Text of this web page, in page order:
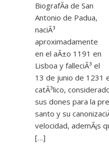
BiografÃ­a de San
Antonio de Padua,
naciÃ³
aproximadamente
en el aÃ±o 1191 en
Lisboa y falleciÃ³ el
13 de junio de 1231
catÃ³lico,
sus dones para la
santo y su
velocidad, ademÃ¡s
[…]